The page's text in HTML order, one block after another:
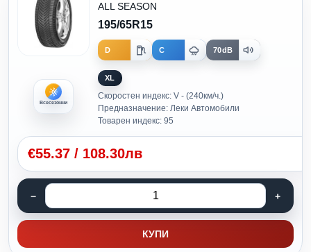
Всесезонни
ALL SEASON
195/65R15
D C 70dB
XL
Скоростен индекс: V - (240км/ч.)
Предназначение: Леки Автомобили
Товарен индекс: 95
€55.37 / 108.30лв
КУПИ